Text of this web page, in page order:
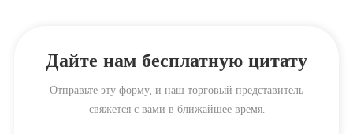
Дайте нам бесплатную цитату
Отправьте эту форму, и наш торговый представитель
свяжется с вами в ближайшее время.